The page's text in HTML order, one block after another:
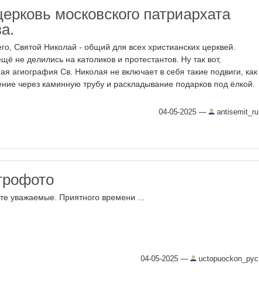
московского патриархата
Святой Николай - общий для всех христианских церквей.
не делились на католиков и протестантов. Ну так вот,
агиография Св. Николая не включает в себя такие подвиги, как
через каминную трубу и раскладывание подарков под ёлкой.
04-05-2025 — antisemit_ru
уважаемые. Приятного времени ...
04-05-2025 — uctopuockon_pyc